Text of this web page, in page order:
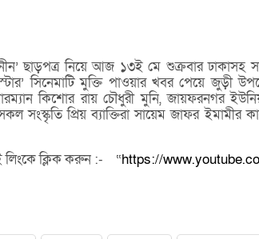
ছাড়পত্র নিয়ে আজ ১৩ই মে শুক্রবার ঢাকাসহ
সিনেমাটি মুক্তি পাওয়ার খবর পেয়ে জুড়ী
কিশোর রায় চৌধুরী মুনি, জায়ফরনগর
সংস্কৃতি প্রিয় ব্যাক্তিরা সায়েম জাফর ইমামীর
লিংকে ক্লিক করুন :- “https://